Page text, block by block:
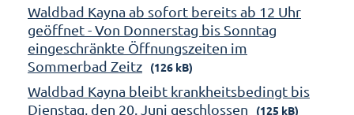
Waldbad Kayna ab sofort bereits ab 12 Uhr
geöffnet - Von Donnerstag bis Sonntag
eingeschränkte Öffnungszeiten im
Sommerbad Zeitz
(126 kB)
Waldbad Kayna bleibt krankheitsbedingt bis
Dienstag, den 20. Juni geschlossen
(125 kB)